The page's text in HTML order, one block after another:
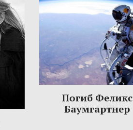
Погиб Феликс
Баумгартнер